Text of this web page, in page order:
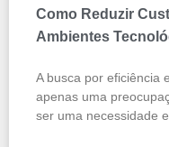
Como Reduzir
Ambientes
A busca por eficiência
apenas uma
ser uma necessidade